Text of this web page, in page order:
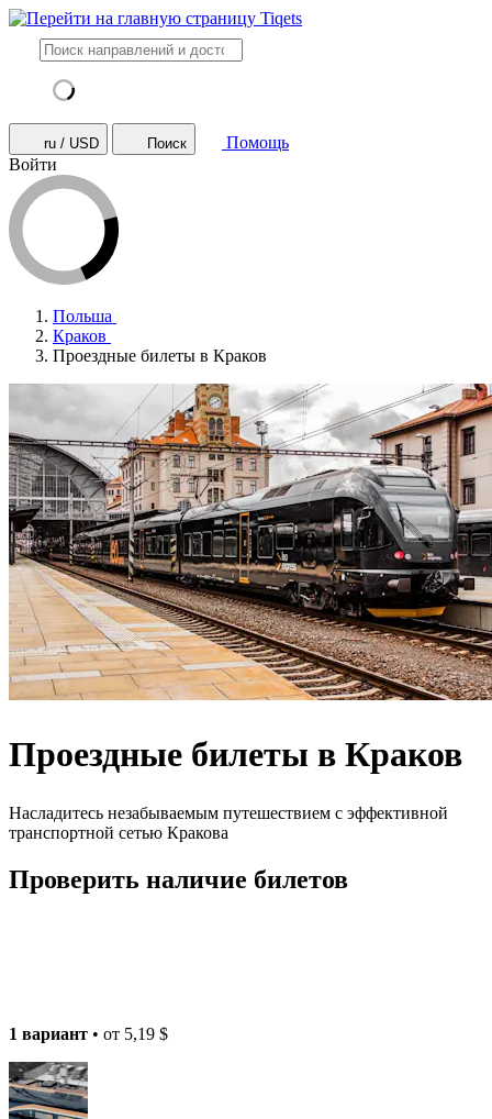
ru / USD Поиск
Помощь
Войти
Польша
Краков
Проездные билеты в Краков
Проездные билеты в Краков
Насладитесь незабываемым путешествием с эффективной
транспортной сетью Кракова
Проверить наличие билетов
1 вариант • от 5,19 $